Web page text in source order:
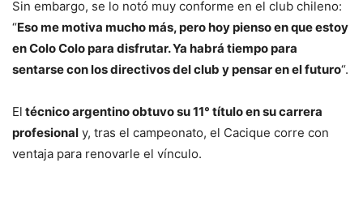
Sin embargo, se lo notó muy conforme en el club chileno:
“Eso me motiva mucho más, pero hoy pienso en que estoy
en Colo Colo para disfrutar. Ya habrá tiempo para
sentarse con los directivos del club y pensar en el futuro“.
El técnico argentino obtuvo su 11° título en su carrera
profesional y, tras el campeonato, el Cacique corre con
ventaja para renovarle el vínculo.